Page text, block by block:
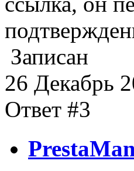
Записан
26 Декабрь
Ответ #3